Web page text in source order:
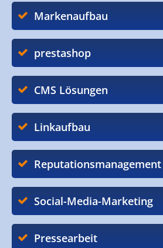
Markenaufbau
prestashop
CMS Lösungen
Linkaufbau
Reputationsmanagement
Social-Media-Marketing
Pressearbeit